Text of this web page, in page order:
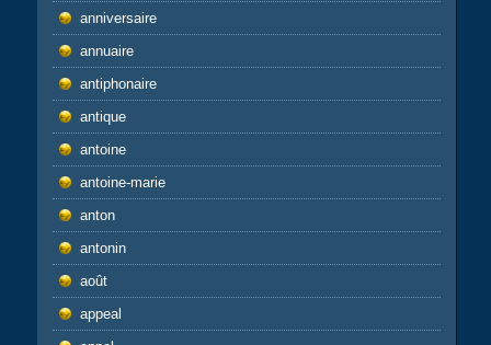
anniversaire
annuaire
antiphonaire
antique
antoine
antoine-marie
anton
antonin
août
appeal